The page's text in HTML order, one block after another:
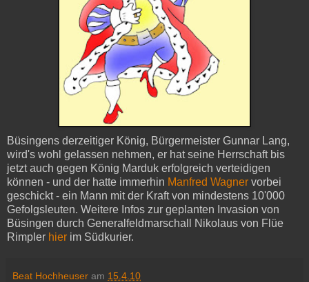
Büsingens derzeitiger König, Bürgermeister Gunnar Lang,
wird's wohl gelassen nehmen, er hat seine Herrschaft bis
jetzt auch gegen König Marduk erfolgreich verteidigen
können - und der hatte immerhin Manfred Wagner vorbei
geschickt - ein Mann mit der Kraft von mindestens 10'000
Gefolgsleuten. Weitere Infos zur geplanten Invasion von
Büsingen durch Generalfeldmarschall Nikolaus von Flüe
Rimpler hier im Südkurier.
Beat Hochheuser am 15.4.10